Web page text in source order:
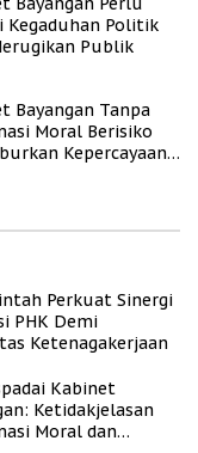
Kegaduhan Politik
Publik
Bayangan Tanpa
Moral Berisiko
Kepercayaan
Perkuat Sinergi
PHK Demi
Ketenagakerjaan
Kabinet
Ketidakjelasan
Moral dan